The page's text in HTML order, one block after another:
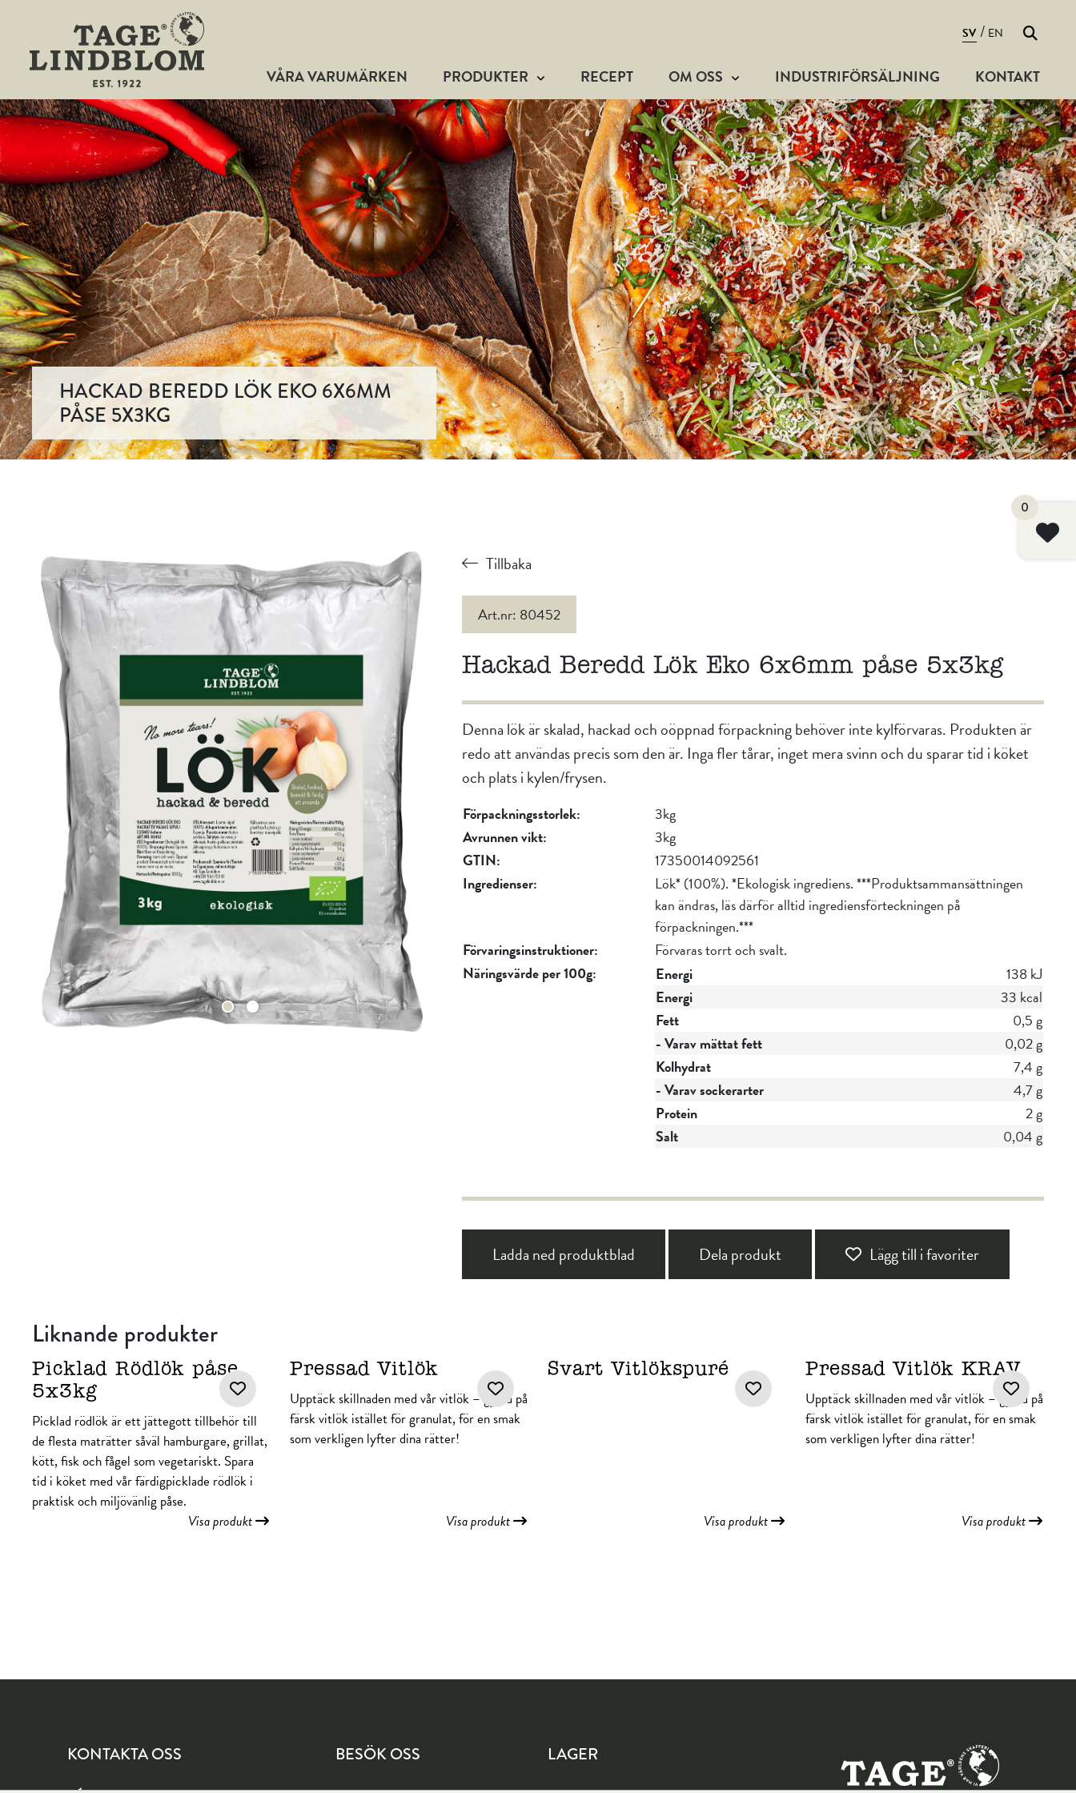
0
VÅRA VARUMÄRKEN PRODUKTER RECEPT OM OSS INDUSTRIFÖRSÄLJNING KONTAKT
SV/ EN
HACKAD BEREDD LÖK EKO 6X6MM
PÅSE 5X3KG
Tillbaka
Art.nr: 80452
Hackad Beredd Lök Eko 6x6mm påse 5x3kg
Denna lök är skalad, hackad och oöppnad förpackning behöver inte kylförvaras. Produkten är
redo att användas precis som den är. Inga fler tårar, inget mera svinn och du sparar tid i köket
och plats i kylen/frysen.
Förpackningsstorlek:
3kg
Avrunnen vikt:
3kg
GTIN:
17350014092561
Ingredienser:
Lök* (100%). *Ekologisk ingrediens. ***Produktsammansättningen
kan ändras, läs därför alltid ingrediensförteckningen på
förpackningen.***
Förvaringsinstruktioner:
Förvaras torrt och svalt.
Näringsvärde per 100g:
Energi
138 kJ
Energi
33 kcal
Fett
0,5 g
- Varav mättat fett
0,02 g
Kolhydrat
7,4 g
- Varav sockerarter
4,7 g
Protein
2 g
Salt
0,04 g
Ladda ned produktblad Dela produkt Lägg till i favoriter
Liknande produkter
Picklad Rödlök påse
5x3kg
Picklad rödlök är ett jättegott tillbehör till
de flesta maträtter såväl hamburgare, grillat,
kött, fisk och fågel som vegetariskt. Spara
tid i köket med vår färdigpicklade rödlök i
praktisk och miljövänlig påse.
Visa produkt
Pressad Vitlök
Upptäck skillnaden med vår vitlök – gjord på
färsk vitlök istället för granulat, för en smak
som verkligen lyfter dina rätter!
Visa produkt
Svart Vitlökspuré
Visa produkt
Pressad Vitlök KRAV
Upptäck skillnaden med vår vitlök – gjord på
färsk vitlök istället för granulat, för en smak
som verkligen lyfter dina rätter!
Visa produkt
KONTAKTA OSS BESÖK OSS LAGER